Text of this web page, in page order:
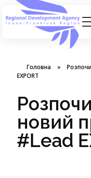
Головна »
EXPORT
новий
#Lead